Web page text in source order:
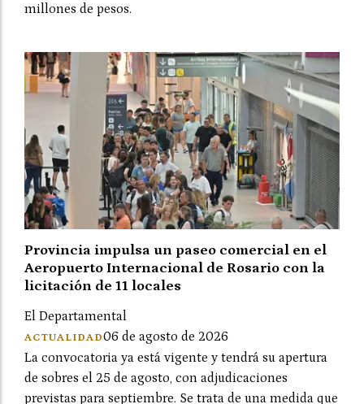
millones de pesos.
Provincia impulsa un paseo comercial en el
Aeropuerto Internacional de Rosario con la
licitación de 11 locales
El Departamental
ACTUALIDAD06 de agosto de 2026
La convocatoria ya está vigente y tendrá su apertura
de sobres el 25 de agosto, con adjudicaciones
previstas para septiembre. Se trata de una medida que